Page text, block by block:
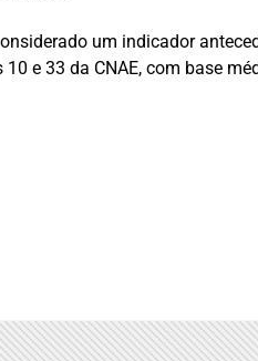
um indicador
10 e 33 da CNAE, com base